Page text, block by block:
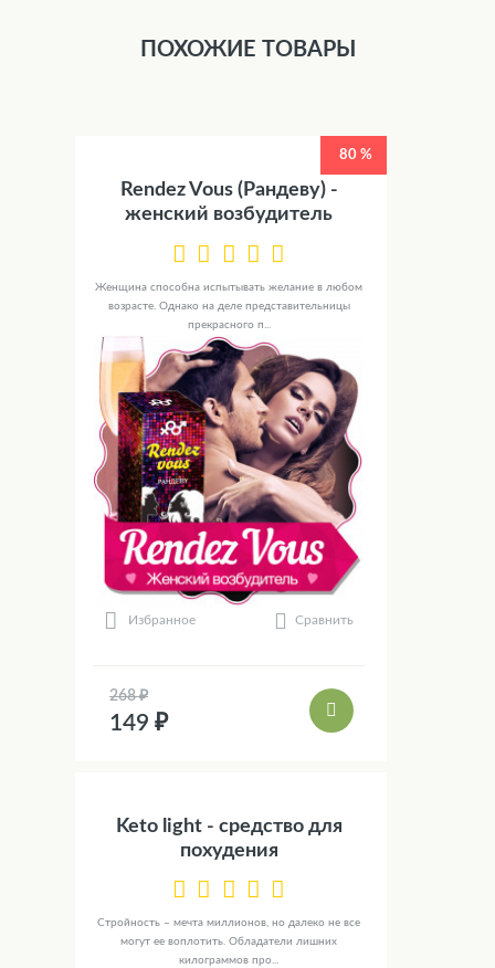
ПОХОЖИЕ ТОВАРЫ
80 %
Rendez Vous (Рандеву) -
женский возбудитель
Женщина способна испытывать желание в любом
возрасте. Однако на деле представительницы
прекрасного п...
Избранное Сравнить
268 ₽
149 ₽
Keto light - средство для
похудения
Стройность – мечта миллионов, но далеко не все
могут ее воплотить. Обладатели лишних
килограммов про...